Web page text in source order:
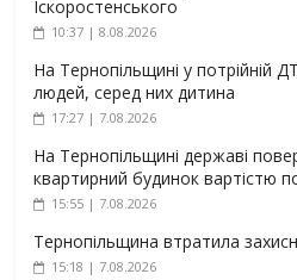
Іскоростенського
10:37 | 8.08.2026
На Тернопільщині у потрійній
людей, серед них дитина
17:27 | 7.08.2026
На Тернопільщині державі
квартирний будинок вартістю
15:55 | 7.08.2026
Тернопільщина втратила
15:18 | 7.08.2026